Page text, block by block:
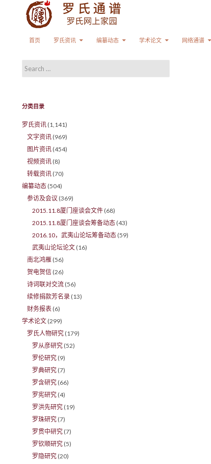
首页
罗氏资讯 编纂动态 学术论文 网络通谱
Search for:
分类目录
罗氏资讯 (1,141)
文字资讯 (969)
图片资讯 (454)
视频资讯 (8)
转载资讯 (70)
编纂动态 (504)
参访及会议 (369)
2015.11.8厦门座谈会文件 (68)
2015.11.8厦门座谈会筹备动态 (43)
2016.10，武夷山论坛筹备动态 (59)
武夷山论坛论文 (16)
南北鸿雁 (56)
贺电贺信 (26)
诗词联对交流 (56)
续修捐款芳名录 (13)
财务报表 (6)
学术论文 (299)
罗氏人物研究 (179)
罗从彦研究 (52)
罗伦研究 (9)
罗典研究 (7)
罗含研究 (66)
罗宪研究 (4)
罗洪先研究 (19)
罗珠研究 (7)
罗贯中研究 (7)
罗钦顺研究 (5)
罗隐研究 (20)